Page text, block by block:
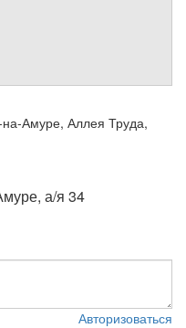
на-Амуре, Аллея Труда,
а/я 34
Авторизоваться